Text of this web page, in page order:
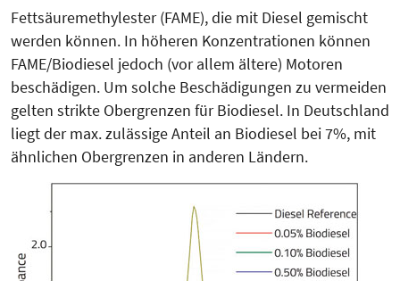
Fettsäuremethylester (FAME), die mit Diesel gemischt
werden können. In höheren Konzentrationen können
FAME/Biodiesel jedoch (vor allem ältere) Motoren
beschädigen. Um solche Beschädigungen zu vermeiden
gelten strikte Obergrenzen für Biodiesel. In Deutschland
liegt der max. zulässige Anteil an Biodiesel bei 7%, mit
ähnlichen Obergrenzen in anderen Ländern.